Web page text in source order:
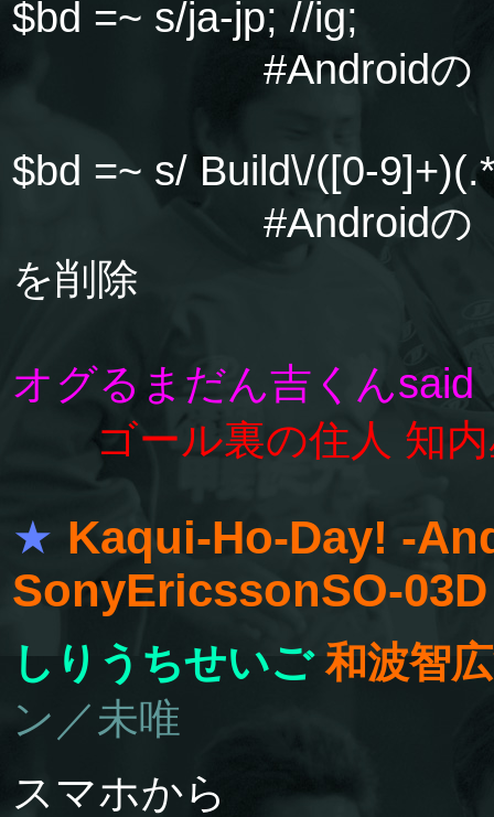
$bd =~ s/ja-jp; //ig;
#Androidの「ja-
$bd =~ s/ Build\/([0-
#Androidの「
を削除
オグるまだん吉くんsaid
ゴール裏の住人 知
★ Kaqui-Ho-Day! -
SonyEricssonSO-
しりうちせいご 和波智
ン／未唯
スマホから